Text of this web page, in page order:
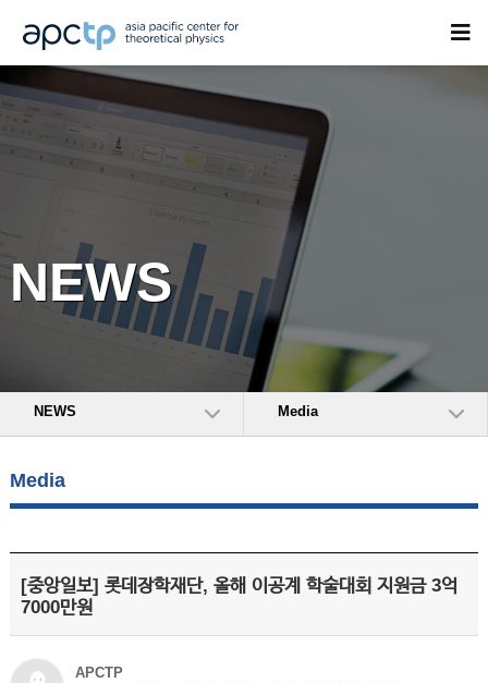
NEWS
NEWS Media
Media
[중앙일보] 롯데장학재단, 올해 이공계 학술대회 지원금 3억
7000만원
APCTP